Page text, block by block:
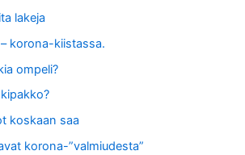
lakeja
korona-kiistassa.
ompeli?
koskaan saa
korona-”valmiudesta”